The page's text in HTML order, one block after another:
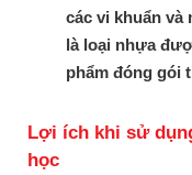
các vi khuẩn và
là loại nhựa
phẩm đóng gói
Lợi ích khi sử
học